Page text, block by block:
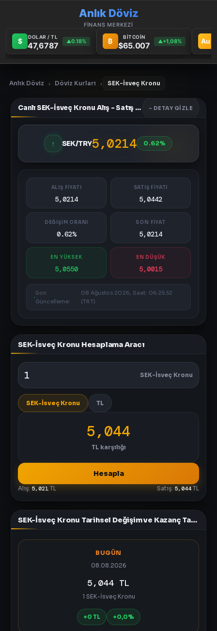
Anlık Döviz
FİNANS MERKEZİ
$ DOLAR / TL
47,6787 ▲0.18% ₿ BİTCOİN
$65.007 ▲+1,08% Au
Anlık Döviz › Döviz Kurları › SEK-İsveç Kronu
Canlı SEK-İsveç Kronu Alış - Satış Fiyatları - DETAY GIZLE
↑ SEK/TRY5,0214 0.62%
ALIŞ FİYATI
5,0214
SATIŞ FİYATI
5,0442
DEĞİŞİM ORANI
0.62%
SON FİYAT
5,0214
EN YÜKSEK
5,0550
EN DÜŞÜK
5,0015
Son
Güncelleme:
08 Ağustos 2026, Saat: 06:25:52
(TRT)
SEK-İsveç Kronu Hesaplama Aracı
SEK-İsveç Kronu
SEK-İsveç Kronu TL
5,044
TLkarşılığı
Hesapla
Alış: 5,021 TL Satış: 5,044 TL
SEK-İsveç Kronu Tarihsel Değişim ve Kazanç Tablosu
BUGÜN
08.08.2026
5,044 TL
1 SEK-İsveç Kronu
+0 TL +0,0%